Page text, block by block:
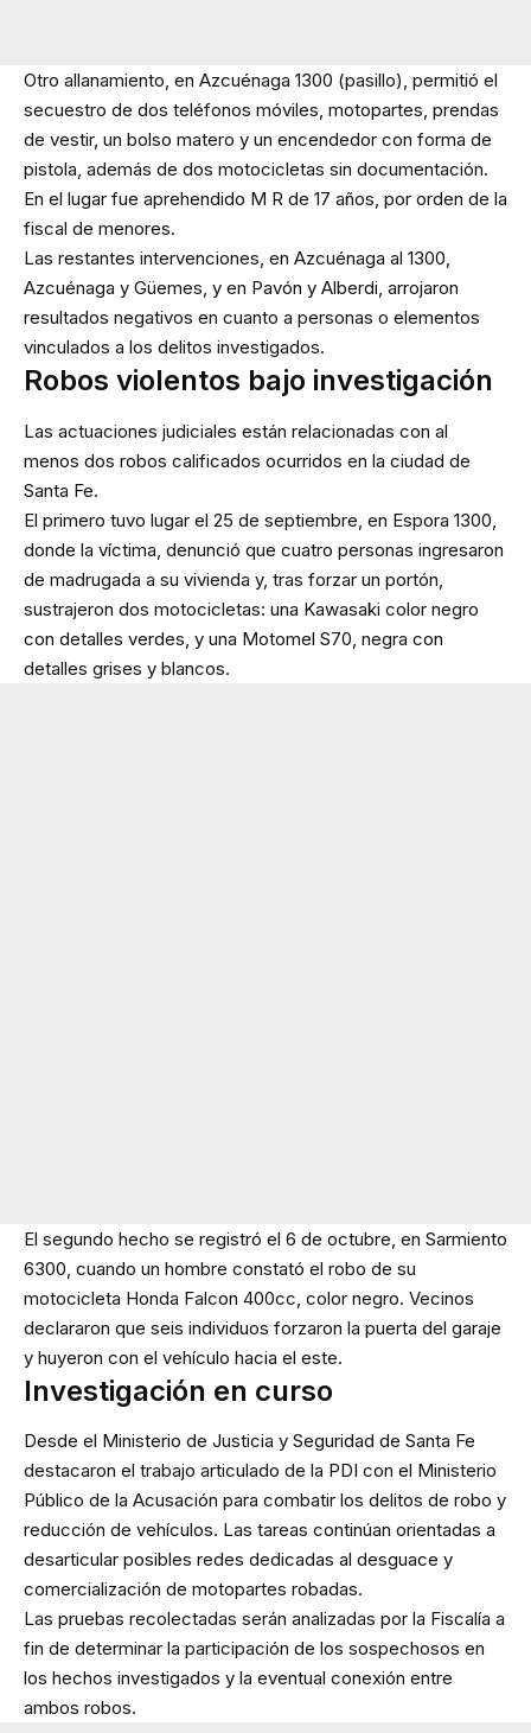
Otro allanamiento, en Azcuénaga 1300 (pasillo), permitió el
secuestro de dos teléfonos móviles, motopartes, prendas
de vestir, un bolso matero y un encendedor con forma de
pistola, además de dos motocicletas sin documentación.
En el lugar fue aprehendido M R de 17 años, por orden de la
fiscal de menores.
Las restantes intervenciones, en Azcuénaga al 1300,
Azcuénaga y Güemes, y en Pavón y Alberdi, arrojaron
resultados negativos en cuanto a personas o elementos
vinculados a los delitos investigados.
Robos violentos bajo investigación
Las actuaciones judiciales están relacionadas con al
menos dos robos calificados ocurridos en la ciudad de
Santa Fe.
El primero tuvo lugar el 25 de septiembre, en Espora 1300,
donde la víctima, denunció que cuatro personas ingresaron
de madrugada a su vivienda y, tras forzar un portón,
sustrajeron dos motocicletas: una Kawasaki color negro
con detalles verdes, y una Motomel S70, negra con
detalles grises y blancos.
El segundo hecho se registró el 6 de octubre, en Sarmiento
6300, cuando un hombre constató el robo de su
motocicleta Honda Falcon 400cc, color negro. Vecinos
declararon que seis individuos forzaron la puerta del garaje
y huyeron con el vehículo hacia el este.
Investigación en curso
Desde el Ministerio de Justicia y Seguridad de Santa Fe
destacaron el trabajo articulado de la PDI con el Ministerio
Público de la Acusación para combatir los delitos de robo y
reducción de vehículos. Las tareas continúan orientadas a
desarticular posibles redes dedicadas al desguace y
comercialización de motopartes robadas.
Las pruebas recolectadas serán analizadas por la Fiscalía a
fin de determinar la participación de los sospechosos en
los hechos investigados y la eventual conexión entre
ambos robos.